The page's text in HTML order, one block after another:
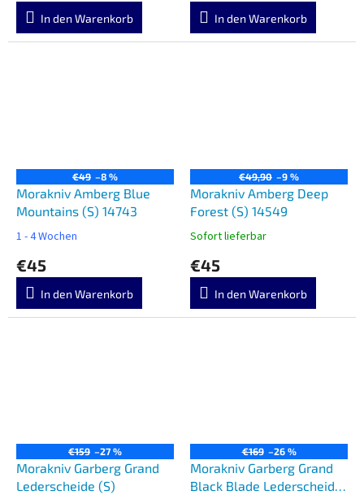
In den Warenkorb In den Warenkorb
€49 –8 %
Morakniv Amberg Blue
Mountains (S) 14743
1 - 4 Wochen
€45
In den Warenkorb
€49,90 –9 %
Morakniv Amberg Deep
Forest (S) 14549
Sofort lieferbar
€45
In den Warenkorb
€159 –27 %
Morakniv Garberg Grand
Lederscheide (S)
€169 –26 %
Morakniv Garberg Grand
Black Blade Lederscheide